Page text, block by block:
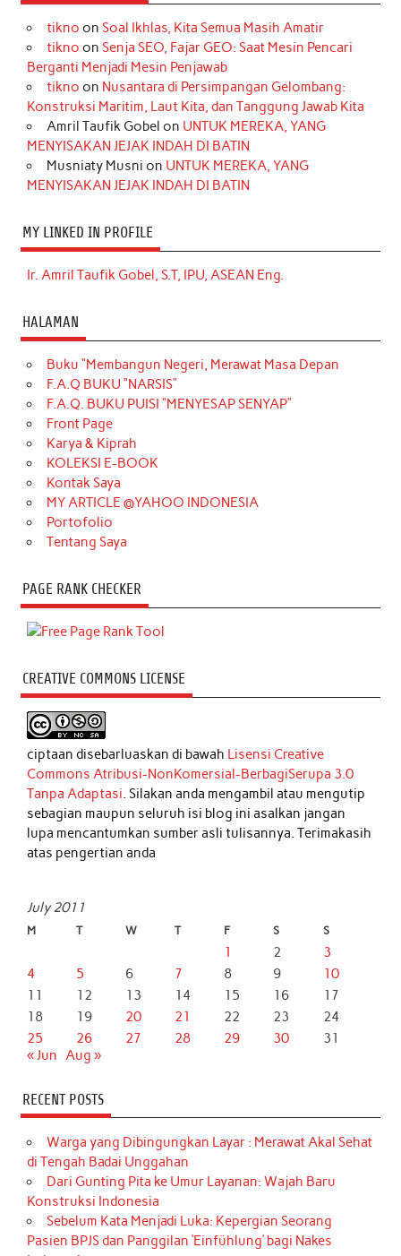
tikno on Soal Ikhlas, Kita Semua Masih Amatir
tikno on Senja SEO, Fajar GEO: Saat Mesin Pencari
Berganti Menjadi Mesin Penjawab
tikno on Nusantara di Persimpangan Gelombang:
Konstruksi Maritim, Laut Kita, dan Tanggung Jawab Kita
Amril Taufik Gobel on UNTUK MEREKA, YANG
MENYISAKAN JEJAK INDAH DI BATIN
Musniaty Musni on UNTUK MEREKA, YANG
MENYISAKAN JEJAK INDAH DI BATIN
MY LINKED IN PROFILE
Ir. Amril Taufik Gobel, S.T, IPU, ASEAN Eng.
HALAMAN
Buku “Membangun Negeri, Merawat Masa Depan
F.A.Q BUKU “NARSIS”
F.A.Q. BUKU PUISI “MENYESAP SENYAP”
Front Page
Karya & Kiprah
KOLEKSI E-BOOK
Kontak Saya
MY ARTICLE @YAHOO INDONESIA
Portofolio
Tentang Saya
PAGE RANK CHECKER
CREATIVE COMMONS LICENSE
ciptaan disebarluaskan di bawah Lisensi Creative
Commons Atribusi-NonKomersial-BerbagiSerupa 3.0
Tanpa Adaptasi. Silakan anda mengambil atau mengutip
sebagian maupun seluruh isi blog ini asalkan jangan
lupa mencantumkan sumber asli tulisannya. Terimakasih
atas pengertian anda
July 2011
M T W T F S S
1 2
3
4
5 6 7 8 9
10
11
12 13 14 15 16
17
18
19 20 21 22 23
24
25
26 27 28 29 30
31
« Jun
Aug »
RECENT POSTS
Warga yang Dibingungkan Layar : Merawat Akal Sehat
di Tengah Badai Unggahan
Dari Gunting Pita ke Umur Layanan: Wajah Baru
Konstruksi Indonesia
Sebelum Kata Menjadi Luka: Kepergian Seorang
Pasien BPJS dan Panggilan ‘Einfühlung’ bagi Nakes